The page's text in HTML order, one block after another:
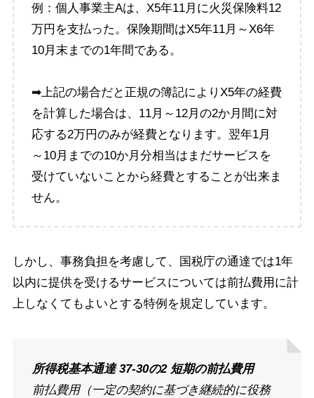
例：個人事業主Aは、X5年11月に火災保険料12
万円を支払った。保険期間はX5年11月～X6年
10月末までの1年間である。
➡上記の場合だと正規の簿記によりX5年の経費
を計算した場合は、11月～12月の2か月間に対
応する2万円のみが経費となります。翌年1月
～10月までの10か月分相当はまだサービスを
受けていないことから経費とすることが出来ま
せん。
しかし、事務負担を考慮して、国税庁の通達では1年
以内に提供を受けるサービスについては前払費用に計
上しなくてもよいとする特例を規定しています。
所得税基本通達 37-30の2 短期の前払費用
前払費用（一定の契約に基づき継続的に役務